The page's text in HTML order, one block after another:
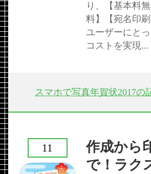
り、【基本料
料】【宛名印
ユーザーにと
コストを実現...
スマホで写真年賀状2017の
作成から
で！ラク
11